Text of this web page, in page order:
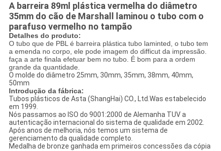
A barreira 89ml plástica vermelha do diâmetro
35mm do cão de Marshall laminou o tubo com o
parafuso vermelho no tampão
Detalhes do produto:
O tubo que de PBL é barreira plástica tubo laminted, o tubo tem
a emenda no corpo, ele pode imagem do difficut da impressão.
faça a arte finala efetuar bem no tubo. É bom para a ordem
grande da quantidade.
O molde do diâmetro 25mm, 30mm, 35mm, 38mm, 40mm,
50mm
Introdução da fábrica:
Tubos plásticos de Asta (ShangHai) CO., Ltd.Was estabelecido
em 1999.
Nós passamos ao ISO do 9001:2000 de Alemanha TUV a
autenticação internacional do sistema de qualidade em 2002.
Após anos de melhoria, nós temos um sistema de
gerenciamento da qualidade completo.
Medalha de bronze ganhada em primeiros concessões da cópia